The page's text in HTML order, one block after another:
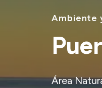
Ambiente
Área